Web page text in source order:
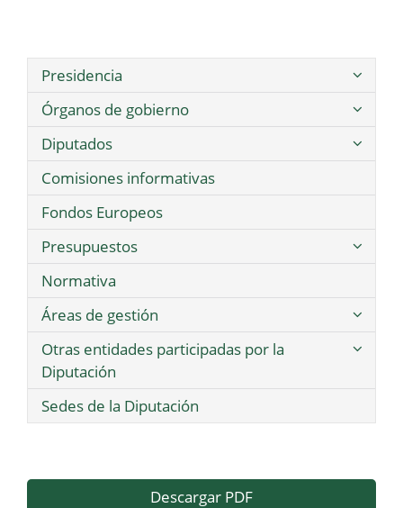
Presidencia
Órganos de gobierno
Diputados
Comisiones informativas
Fondos Europeos
Presupuestos
Normativa
Áreas de gestión
Otras entidades participadas por la
Diputación
Sedes de la Diputación
Descargar PDF